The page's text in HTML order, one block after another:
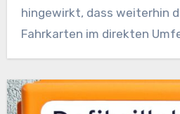
hingewirkt, dass weiterhin
Fahrkarten im direkten